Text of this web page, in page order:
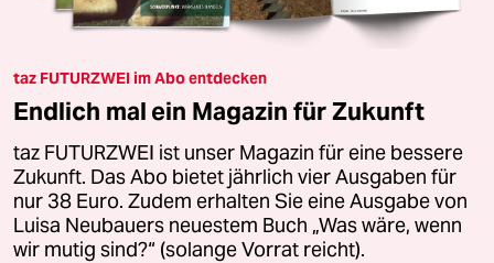
taz FUTURZWEI im Abo entdecken
Endlich mal ein Magazin für Zukunft
taz FUTURZWEI ist unser Magazin für eine bessere
Zukunft. Das Abo bietet jährlich vier Ausgaben für
nur 38 Euro. Zudem erhalten Sie eine Ausgabe von
Luisa Neubauers neuestem Buch „Was wäre, wenn
wir mutig sind?“ (solange Vorrat reicht).